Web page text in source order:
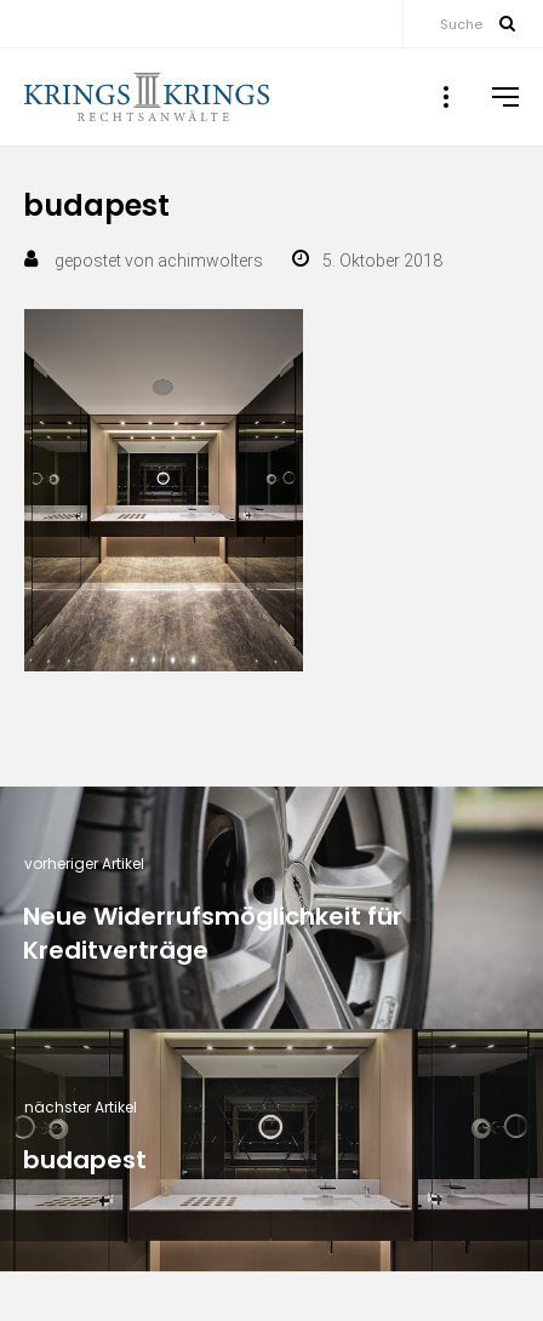
Suche
budapest
gepostet von achimwolters 5. Oktober 2018
vorheriger Artikel
Neue Widerrufsmöglichkeit für
Kreditverträge
nächster Artikel
budapest